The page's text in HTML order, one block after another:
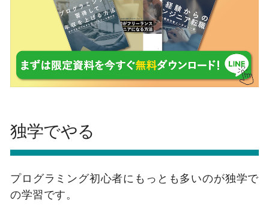
独学でやる
プログラミング初心者にもっとも多いのが独学で
の学習です。